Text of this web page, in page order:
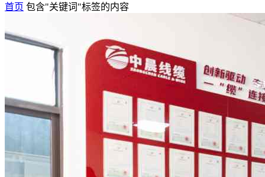
首页 包含"关键词"标签的内容